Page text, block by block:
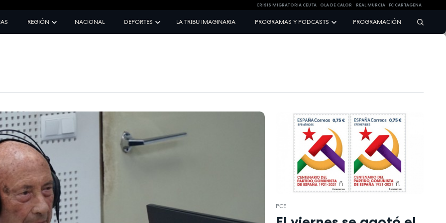
CRISIS MIGRATORIA CEUTA OLA DE CALOR REAL MURCIA FC CARTAGENA
REGIÓN NACIONAL DEPORTES LA TRIBU IMAGINARIA PROGRAMAS Y PODCASTS PROGRAMACIÓN
PCE